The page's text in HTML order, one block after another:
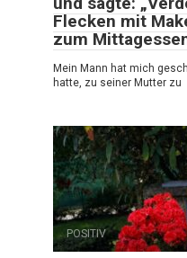
Flecken mit
zum
Mein Mann hat mich
hatte, zu seiner Mutter zu
POSITIV